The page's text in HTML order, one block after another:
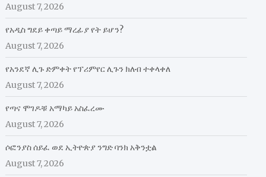
August 7, 2026
የአዲስ ግደይ ቀጣይ ማረፊያ የት ይሆን?
August 7, 2026
የአንደኛ ሊጉ ድምቀት የፕሪምየር ሊጉን ክለብ ተቀላቀለ
August 7, 2026
የጣና ሞገዶቹ አማካይ አስፈረሙ
August 7, 2026
ሶፎንያስ ሰይፈ ወደ ኢትዮጵያ ንግድ ባንክ አቅንቷል
August 7, 2026